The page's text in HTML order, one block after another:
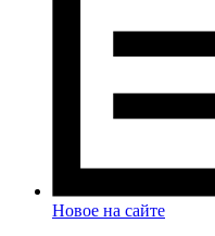
Новое на сайте